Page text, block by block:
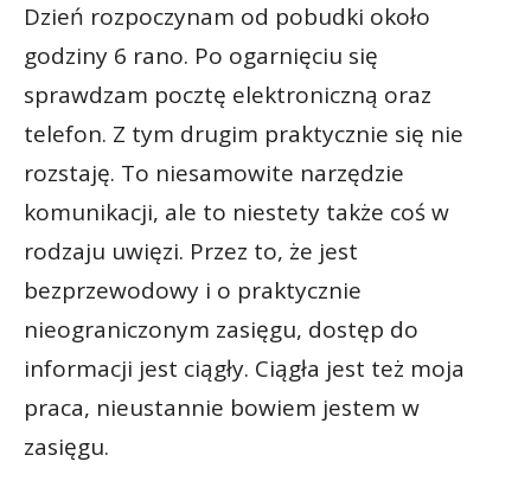
Dzień rozpoczynam od pobudki około
godziny 6 rano. Po ogarnięciu się
sprawdzam pocztę elektroniczną oraz
telefon. Z tym drugim praktycznie się nie
rozstaję. To niesamowite narzędzie
komunikacji, ale to niestety także coś w
rodzaju uwięzi. Przez to, że jest
bezprzewodowy i o praktycznie
nieograniczonym zasięgu, dostęp do
informacji jest ciągły. Ciągła jest też moja
praca, nieustannie bowiem jestem w
zasięgu.